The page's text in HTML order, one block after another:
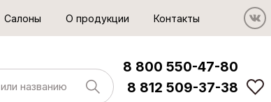
Салоны О продукции Контакты
8 800 550-47-80
8 812 509-37-38